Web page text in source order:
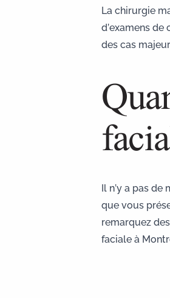
La chirurgie
d’examens
des cas
Il n’y a pas
que vous
remarquez
faciale à